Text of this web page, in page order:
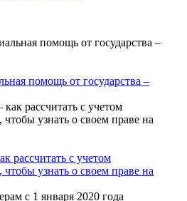
помощь от государства –
рассчитать с учетом
узнать о своем праве на